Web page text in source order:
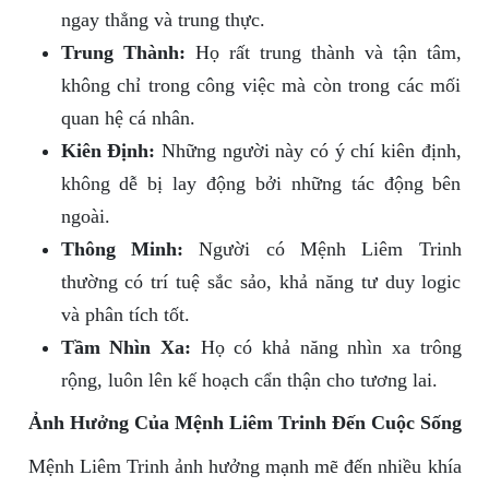
ngay thẳng và trung thực.
Trung Thành: Họ rất trung thành và tận tâm,
không chỉ trong công việc mà còn trong các mối
quan hệ cá nhân.
Kiên Định: Những người này có ý chí kiên định,
không dễ bị lay động bởi những tác động bên
ngoài.
Thông Minh: Người có Mệnh Liêm Trinh
thường có trí tuệ sắc sảo, khả năng tư duy logic
và phân tích tốt.
Tầm Nhìn Xa: Họ có khả năng nhìn xa trông
rộng, luôn lên kế hoạch cẩn thận cho tương lai.
Ảnh Hưởng Của Mệnh Liêm Trinh Đến Cuộc Sống
Mệnh Liêm Trinh ảnh hưởng mạnh mẽ đến nhiều khía